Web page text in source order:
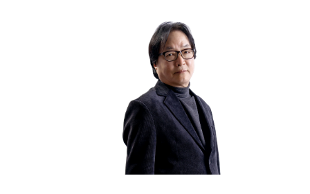
34억 원 규모이다.선정된 연구과제는 전립선 질환의
조기진단을 목표로 하는 의료기기 개발 연구로, 남성의
건강수명 연장과 삶의 질 향상에 기여하는 것을 목표로 한다.
연구팀은 실제 임상 및 의료 현장에서 활용 가능한 의료기기
개발과 상용화를 추진할 계획이다.우 교수는 의료용 RF
하드웨어 분야에서 높은 전문성과 독창성을 갖춘 연구자로,
의료영상의 해상도와 정밀도를 향상시키는 핵심 기술 개발에
기여하고 있다. 특히 융합 연구 역량을 기반으로 MRI 하드웨어
원천기술 연구를 수행하고 있으며, 이는 국내에서는 비교적